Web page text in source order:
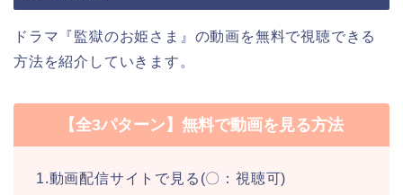
ドラマ『監獄のお姫さま』の動画を無料で視聴できる
方法を紹介していきます。
【全3パターン】無料で動画を見る方法
1.動画配信サイトで見る(〇：視聴可)